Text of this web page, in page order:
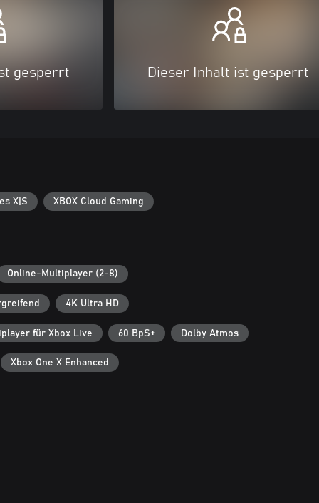
gesperrt Dieser Inhalt ist gesperrt
X|S XBOX Cloud Gaming
Online-Multiplayer (2-8)
4K Ultra HD
für Xbox Live 60 BpS+ Dolby Atmos
Xbox One X Enhanced